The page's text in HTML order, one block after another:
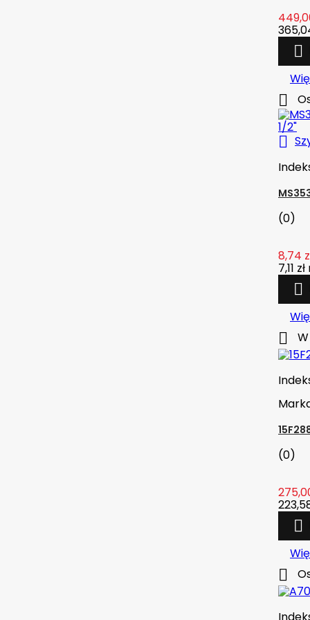



(0)
8,74
7,11 zł


(0)

